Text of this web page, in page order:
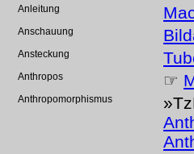
Anleitung
Anschauung
Ansteckung
Anthropos ☞
Anthropomorphismus